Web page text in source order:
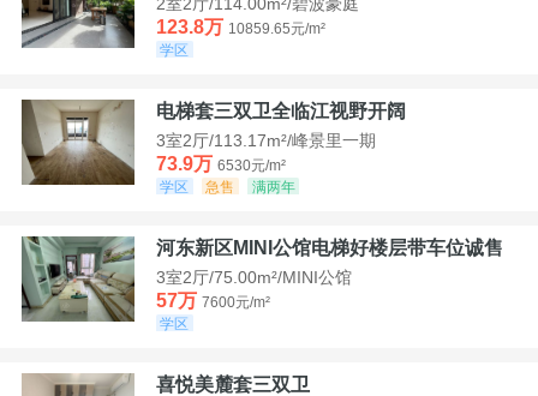
123.8万 10859.65元/m²
学区
电梯套三双卫全临江视野开阔
3室2厅/113.17m²/峰景里一期
73.9万 6530元/m²
学区
急售 满两年
河东新区MINI公馆电梯好楼层带车位诚售
3室2厅/75.00m²/MINI公馆
57万 7600元/m²
学区
喜悦美麓套三双卫